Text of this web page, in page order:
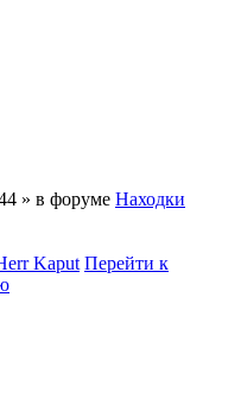
» в форуме Находки
Kaput Перейти к